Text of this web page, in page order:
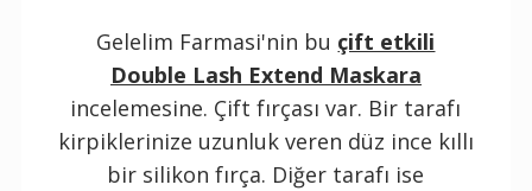
Gelelim Farmasi'nin bu çift etkili
Double Lash Extend Maskara
incelemesine. Çift fırçası var. Bir tarafı
kirpiklerinize uzunluk veren düz ince kıllı
bir silikon fırça. Diğer tarafı ise